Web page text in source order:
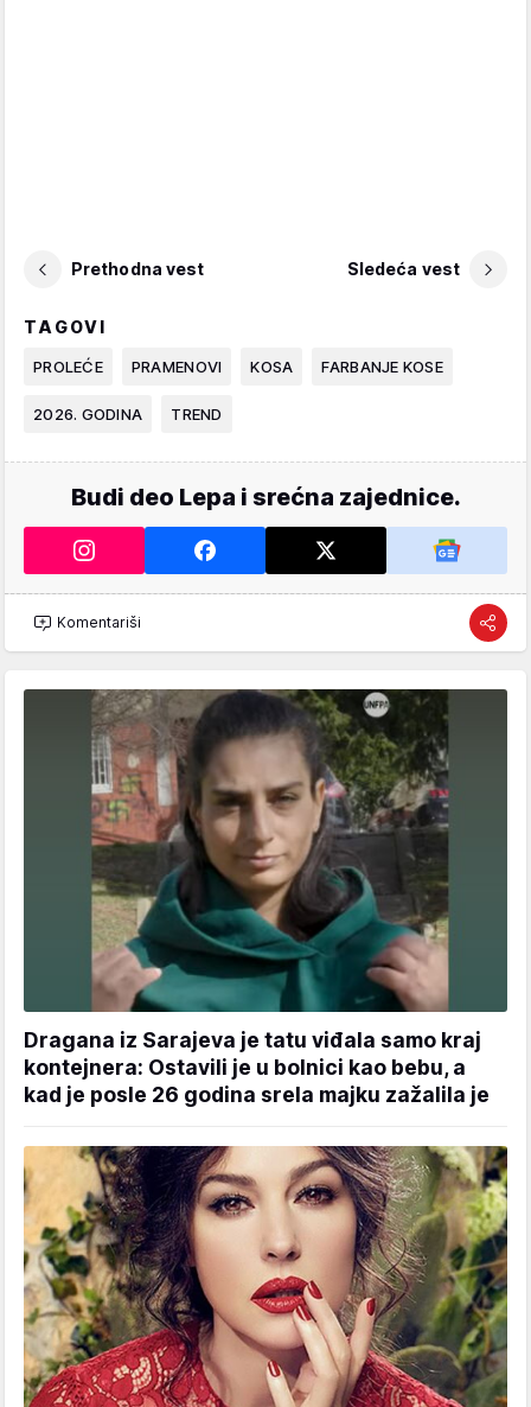
Prethodna vest Sledeća vest
TAGOVI
PROLEĆE PRAMENOVI KOSA FARBANJE KOSE
2026. GODINA TREND
Budi deo Lepa i srećna zajednice.
Komentariši
Dragana iz Sarajeva je tatu viđala samo kraj
kontejnera: Ostavili je u bolnici kao bebu, a
kad je posle 26 godina srela majku zažalila je